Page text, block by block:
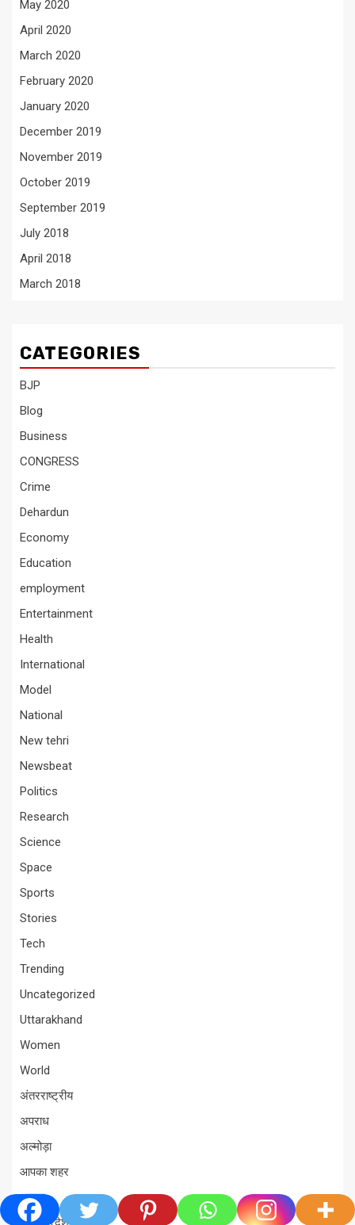
May 2020
April 2020
March 2020
February 2020
January 2020
December 2019
November 2019
October 2019
September 2019
July 2018
April 2018
March 2018
CATEGORIES
BJP
Blog
Business
CONGRESS
Crime
Dehardun
Economy
Education
employment
Entertainment
Health
International
Model
National
New tehri
Newsbeat
Politics
Research
Science
Space
Sports
Stories
Tech
Trending
Uncategorized
Uttarakhand
Women
World
अंतरराष्ट्रीय
अपराध
अल्मोड़ा
आपका शहर
आपदा